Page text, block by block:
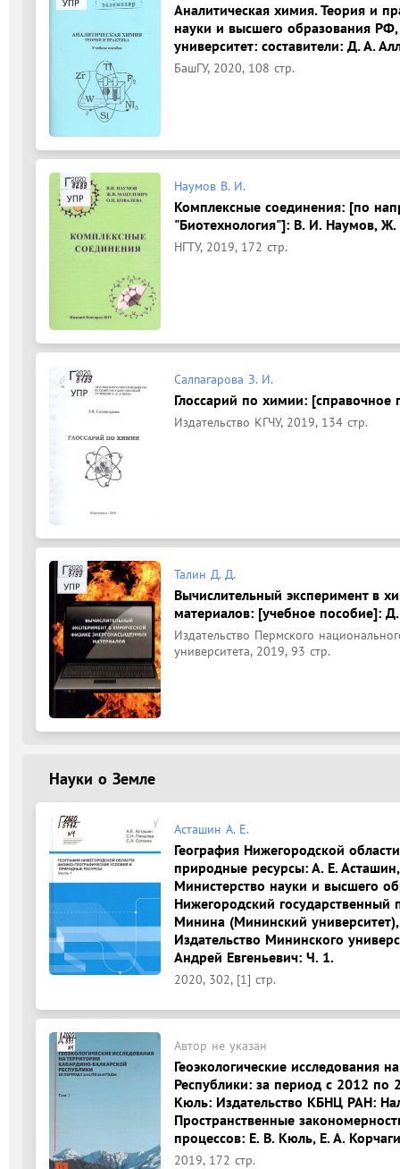
Аналитическая химия. Теория и
науки и высшего образования
университет: составители: Д. А.
БашГУ, 2020, 108 стр.
Наумов В. И.
Комплексные соединения: [по
"Биотехнология"]: В. И. Наумов,
НГТУ, 2019, 172 стр.
Салпагарова З. И.
Глоссарий по химии: [справочное
Издательство КГЧУ, 2019, 134 стр.
Талин Д. Д.
Вычислительный эксперимент в
материалов: [учебное пособие]:
Издательство Пермского
университета, 2019, 93 стр.
Науки о Земле
Асташин А. Е.
География Нижегородской
природные ресурсы: А. Е.
Министерство науки и высшего
Нижегородский государственный
Минина (Мининский
Издательство Мининского
Андрей Евгеньевич: Ч. 1.
2020, 302, [1] стр.
Автор не указан
Геоэкологические исследования
Республики: за период с 2012
Кюль: Издательство КБНЦ РАН:
Пространственные
процессов: Е. В. Кюль, Е. А.
2019, 172 стр.